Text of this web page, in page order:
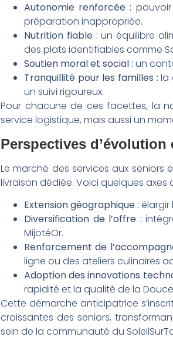
Autonomie renforcée :
préparation inappropriée.
Nutrition fiable : un équilibre
des plats identifiables comme
Soutien moral et social : un
Tranquillité pour les familles : la
un suivi rigoureux.
Pour chacune de ces facettes, la
service logistique, mais aussi un
Perspectives
Le marché des services aux
livraison dédiée. Voici quelques
Extension géographique : élargir
Diversification de l’offre :
MijotéOr.
Renforcement de
ligne ou des ateliers culinaires
Adoption des innovations
rapidité et la qualité de la
Cette démarche anticipatrice
croissantes des seniors,
sein de la communauté du